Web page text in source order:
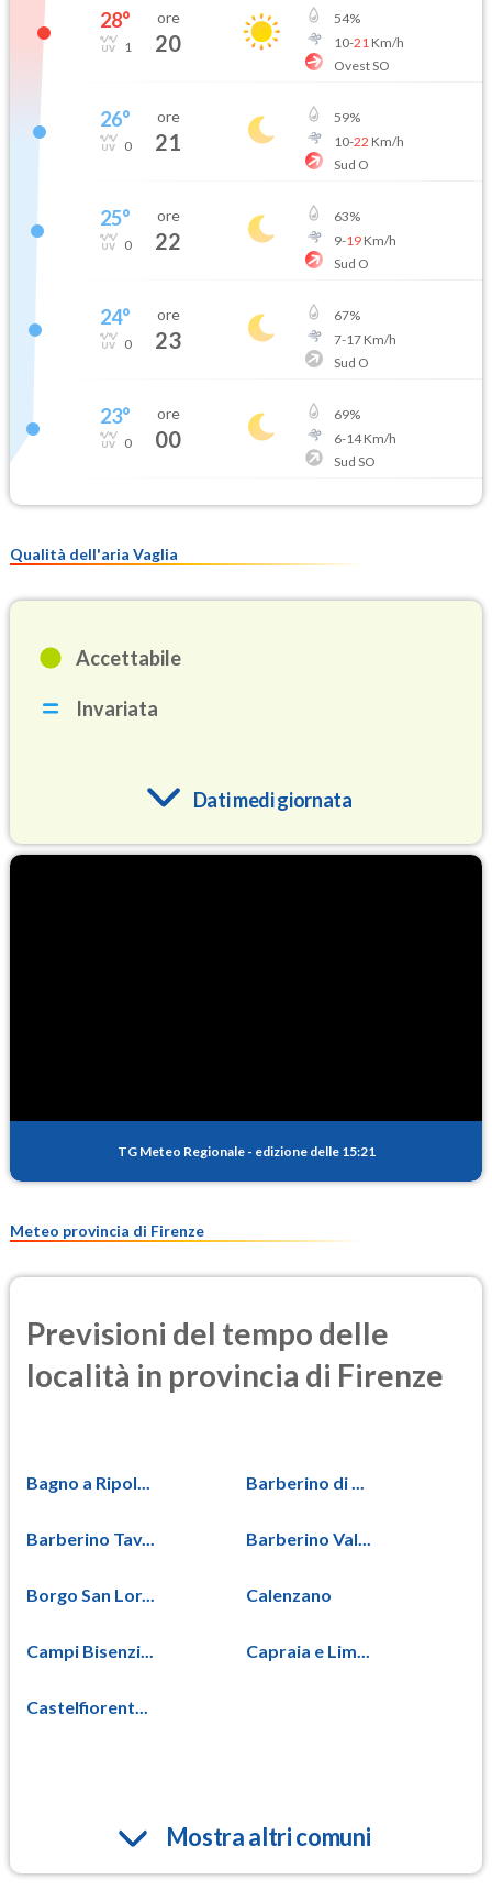
28°
1
ore
20
54%
10-21 Km/h
Ovest SO
26°
0
ore
21
59%
10-22 Km/h
Sud O
25°
0
ore
22
63%
9-19Km/h
Sud O
24°
0
ore
23
67%
7-17Km/h
Sud O
23°
0
ore
00
69%
6-14Km/h
Sud SO
Qualità dell'aria Vaglia
Accettabile
Invariata
Dati medi giornata
PM25
TG Meteo Regionale - edizione delle 15:21
Meteo provincia di Firenze
Previsioni del tempo delle
località in provincia di Firenze
Bagno a Ripol... Barberino di ...
Barberino Tav... Barberino Val...
Borgo San Lor... Calenzano
Campi Bisenzi... Capraia e Lim...
Castelfiorent...
Mostra altri comuni